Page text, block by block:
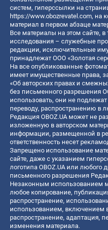
систем, гиперссылки на
https://www.obozrevatel.com, на
материал в первом абзаце
Все материалы на этом сайте,
исследования – служебные
редакции, исключительные
принадлежат ООО «Золотая
На все опубликованные
имеет имущественные права,
«Об авторских правах и
без письменного разрешения
использовать, они не
переводу, распространению в
Редакция OBOZ.UA может не
изложенную в авторском
информации, размещенной в
ответственность несет
Запрещено использование
сайте, даже с указанием
логотипа OBOZ.UA или любого
письменного разрешения
Незаконным использованием
любое копирование,
распространение,
использованием, включением
распространение, адаптация,
изменения материала.